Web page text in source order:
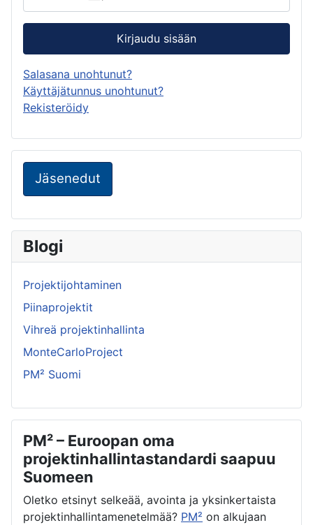
Kirjaudu sisään
Salasana unohtunut?
Käyttäjätunnus unohtunut?
Rekisteröidy
Jäsenedut
Blogi
Projektijohtaminen
Piinaprojektit
Vihreä projektinhallinta
MonteCarloProject
PM² Suomi
PM² – Euroopan oma
projektinhallintastandardi saapuu
Suomeen
Oletko etsinyt selkeää, avointa ja yksinkertaista
projektinhallintamenetelmää? PM² on alkujaan